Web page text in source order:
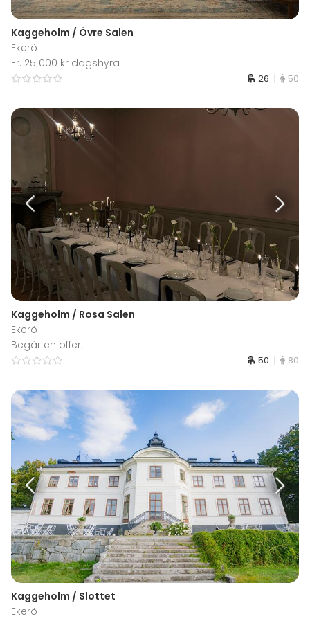
Kaggeholm / Övre Salen
Ekerö
Fr. 25 000 kr dagshyra
26 50
Kaggeholm / Rosa Salen
Ekerö
Begär en offert
50 80
Kaggeholm / Slottet
Ekerö